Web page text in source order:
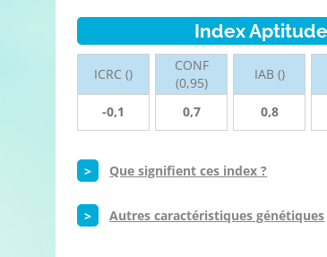
Index
ICRC ()
-0,1
CONF
(0,95)
0,7
IAB ()
0,8
> Que signifient ces index ?
> Autres caractéristiques génétiques